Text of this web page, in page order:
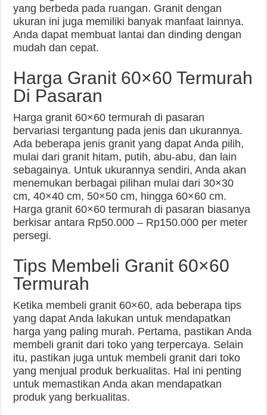
yang berbeda pada ruangan. Granit dengan
ukuran ini juga memiliki banyak manfaat lainnya.
Anda dapat membuat lantai dan dinding dengan
mudah dan cepat.
Harga Granit 60×60 Termurah
Di Pasaran
Harga granit 60×60 termurah di pasaran
bervariasi tergantung pada jenis dan ukurannya.
Ada beberapa jenis granit yang dapat Anda pilih,
mulai dari granit hitam, putih, abu-abu, dan lain
sebagainya. Untuk ukurannya sendiri, Anda akan
menemukan berbagai pilihan mulai dari 30×30
cm, 40×40 cm, 50×50 cm, hingga 60×60 cm.
Harga granit 60×60 termurah di pasaran biasanya
berkisar antara Rp50.000 – Rp150.000 per meter
persegi.
Tips Membeli Granit 60×60
Termurah
Ketika membeli granit 60×60, ada beberapa tips
yang dapat Anda lakukan untuk mendapatkan
harga yang paling murah. Pertama, pastikan Anda
membeli granit dari toko yang terpercaya. Selain
itu, pastikan juga untuk membeli granit dari toko
yang menjual produk berkualitas. Hal ini penting
untuk memastikan Anda akan mendapatkan
produk yang berkualitas.